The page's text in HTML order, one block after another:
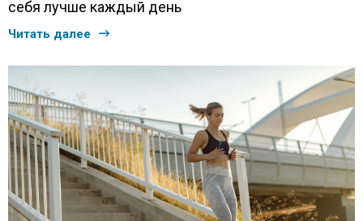
себя лучше каждый день
Читать далее